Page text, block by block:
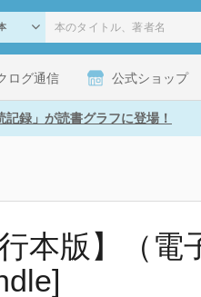
ログ通信 公式ショップ
録」が読書グラフに登場！
本版】（電